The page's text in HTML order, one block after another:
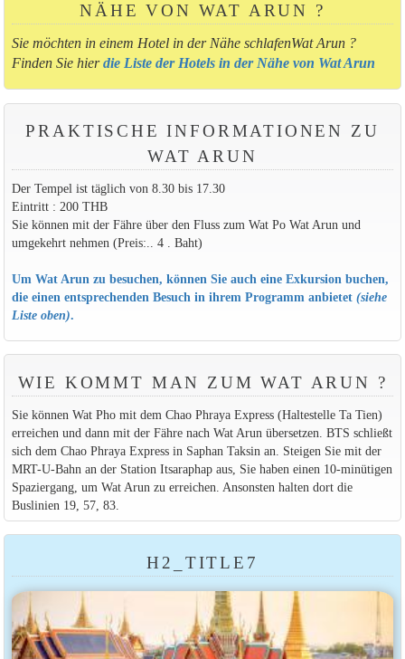
NÄHE VON WAT ARUN ?
Sie möchten in einem Hotel in der Nähe schlafenWat Arun ?
Finden Sie hierdie Liste der Hotels in der Nähe von Wat Arun
PRAKTISCHE INFORMATIONEN ZU
WAT ARUN
Der Tempel ist täglich von 8.30 bis 17.30
Eintritt : 200 THB
Sie können mit der Fähre über den Fluss zum Wat Po Wat Arun und
umgekehrt nehmen (Preis:.. 4 . Baht)
Um Wat Arun zu besuchen, können Sie auch eine Exkursion buchen,
die einen entsprechenden Besuch in ihrem Programm anbietet (siehe
Liste oben).
WIE KOMMT MAN ZUM WAT ARUN ?
Sie können Wat Pho mit dem Chao Phraya Express (Haltestelle Ta Tien)
erreichen und dann mit der Fähre nach Wat Arun übersetzen. BTS schließt
sich dem Chao Phraya Express in Saphan Taksin an. Steigen Sie mit der
MRT-U-Bahn an der Station Itsaraphap aus, Sie haben einen 10-minütigen
Spaziergang, um Wat Arun zu erreichen. Ansonsten halten dort die
Buslinien 19, 57, 83.
H2_TITLE7